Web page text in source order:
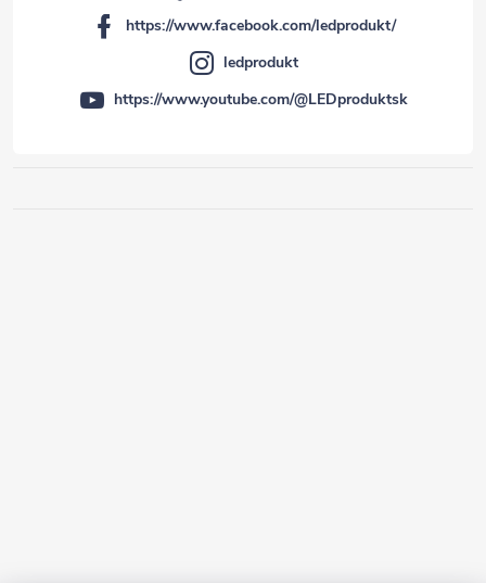
https://www.facebook.com/ledprodukt/
ledprodukt
https://www.youtube.com/@LEDproduktsk